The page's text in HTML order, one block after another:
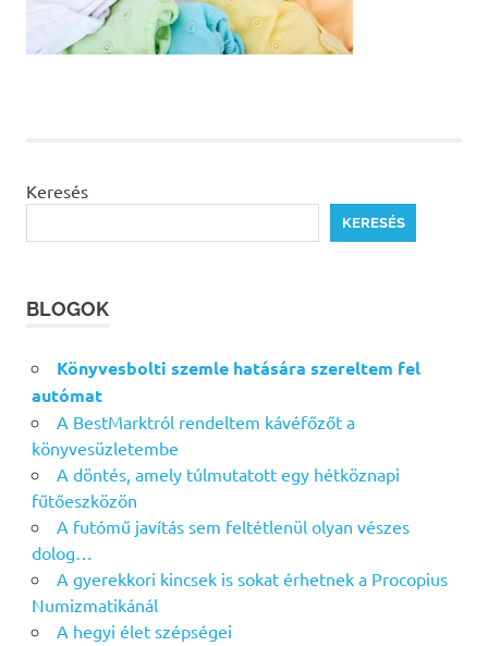
Keresés
KERESÉS
BLOGOK
Könyvesbolti szemle hatására szereltem fel
autómat
A BestMarktról rendeltem kávéfőzőt a
könyvesüzletembe
A döntés, amely túlmutatott egy hétköznapi
fűtőeszközön
A futómű javítás sem feltétlenül olyan vészes
dolog…
A gyerekkori kincsek is sokat érhetnek a Procopius
Numizmatikánál
A hegyi élet szépségei